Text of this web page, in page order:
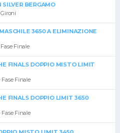
SILVER BERGAMO
3650 A ELIMINAZIONE
Finale
FINALS DOPPIO MISTO LIMIT
Finale
FINALS DOPPIO LIMIT 3650
Finale